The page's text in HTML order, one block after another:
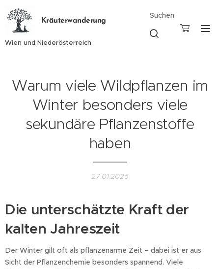
Kräuterwanderung
Wien und Niederösterreich
Suchen
Warum viele Wildpflanzen im
Winter besonders viele
sekundäre Pflanzenstoffe
haben
27.01.2026
Die unterschätzte Kraft der
kalten Jahreszeit
Der Winter gilt oft als pflanzenarme Zeit – dabei ist er aus
Sicht der Pflanzenchemie besonders spannend. Viele